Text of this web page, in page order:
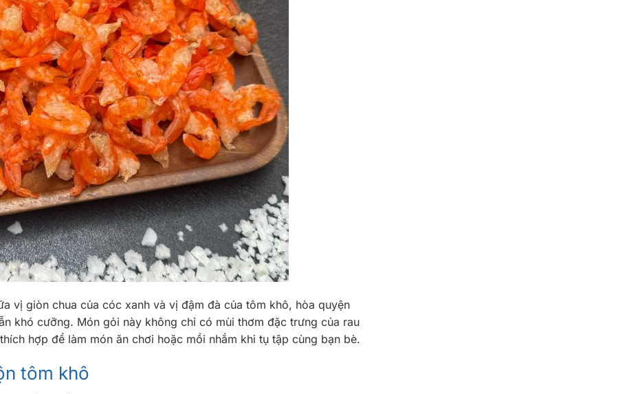
vị giòn chua của cóc xanh và vị đậm đà của tôm khô, hòa quyện
khó cưỡng. Món gỏi này không chỉ có mùi thơm đặc trưng của rau
hợp để làm món ăn chơi hoặc mồi nhắm khi tụ tập cùng bạn bè.
tôm khô